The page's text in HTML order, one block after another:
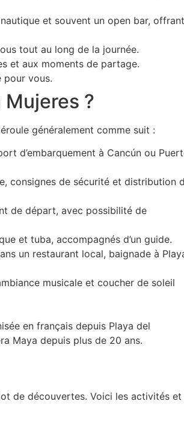
et souvent un open bar, offrant
tout au long de la journée.
et aux moments de partage.
pour vous.
?
généralement comme suit :
d’embarquement à Cancún ou
consignes de sécurité et distribution
de départ, avec possibilité de
et tuba, accompagnés d’un guide.
un restaurant local, baignade à
musicale et coucher de soleil
en français depuis Playa del
Maya depuis plus de 20 ans.
de découvertes. Voici les activités et